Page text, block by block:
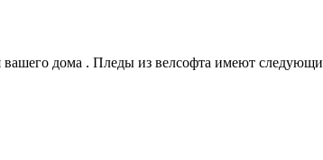
вашего дома . Пледы из велсофта имеют